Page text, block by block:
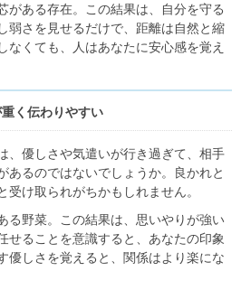
がある存在。この結果は、自分を守る
弱さを見せるだけで、距離は自然と縮
なくても、人はあなたに安心感を覚え
く伝わりやすい
、優しさや気遣いが行き過ぎて、相手
あるのではないでしょうか。良かれと
受け取られがちかもしれません。
る野菜。この結果は、思いやりが強い
せることを意識すると、あなたの印象
優しさを覚えると、関係はより楽にな